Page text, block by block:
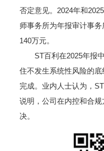
否定意见。2024年和
师事务所为年报审计事
140万元。
ST百利在2025年报中
住不发生系统性风险的
完成。业内人士认为，
说明，公司在内控和合
决。